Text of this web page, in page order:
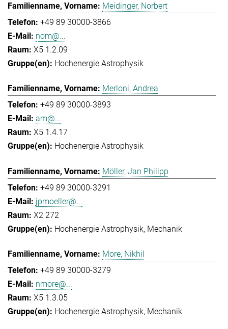
Meidinger, Norbert
+49 89 30000-3866
nom@...
X5 1.2.09
Hochenergie Astrophysik
Merloni, Andrea
+49 89 30000-3893
am@...
X5 1.4.17
Hochenergie Astrophysik
Möller, Jan Philipp
+49 89 30000-3291
jpmoeller@...
X2 272
Hochenergie Astrophysik Mechanik
More, Nikhil
+49 89 30000-3279
nmore@...
X5 1.3.05
Hochenergie Astrophysik Mechanik